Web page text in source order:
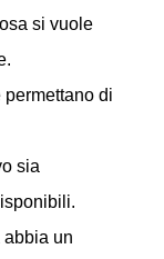
si vuole
di
sia
abbia un